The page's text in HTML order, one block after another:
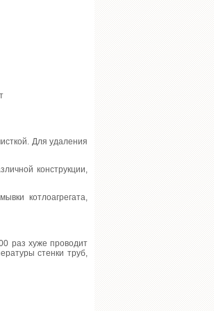
Для удаления
конструкции,
котлоагрегата,
раз хуже проводит
стенки труб,